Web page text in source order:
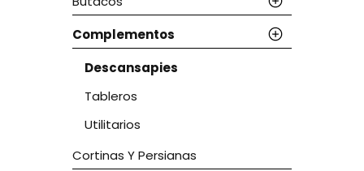
Complementos
Descansapies
Tableros
Utilitarios
Cortinas Y Persianas